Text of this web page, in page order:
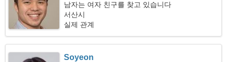
남자는 여자 친구를 찾고 있습니다
서산시
실제 관계
Soyeon